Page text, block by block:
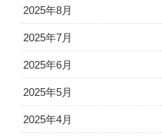
2025年8月
2025年7月
2025年6月
2025年5月
2025年4月